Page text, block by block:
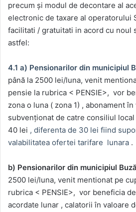
precum și modul de decontare al
electronic de taxare al operatorului
facilitati / gratuitati in acord cu noul
astfel:
4.1 a) Pensionarilor din municipiul
până la 2500 lei/luna, venit
pensie la rubrica < PENSIE>, vor
zona o luna ( zona 1) , abonament
subvenționat de catre consiliul
40 lei , diferenta de 30 lei fiind
valabilitatea ofertei tarifare lunara .
b) Pensionarilor din municipiul
2500 lei/luna, venit mentionat pe
rubrica < PENSIE>, vor beneficia
acordate lunar , calatorii în valoare